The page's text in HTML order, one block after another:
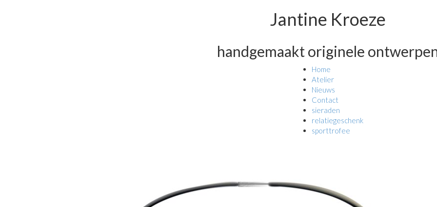
Jantine Kroeze
handgemaakt originele
Home
Atelier
Nieuws
Contact
sieraden
relatiegeschenk
sporttrofee